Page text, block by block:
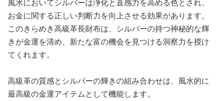
風水においてシルバーは浄化と直感力を高める色とされ、
お金に関する正しい判断力を向上させる効果があります。
このきらめき高級革長財布は、シルバーの持つ神秘的な輝
きが金運を清め、新たな富の機会を見つける洞察力を授け
てくれます。
高級革の質感とシルバーの輝きの組み合わせは、風水的に
最高級の金運アイテムとして機能します。